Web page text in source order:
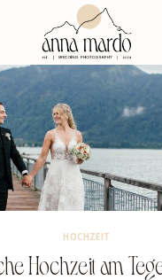
HOCHZEIT
Hochzeit am